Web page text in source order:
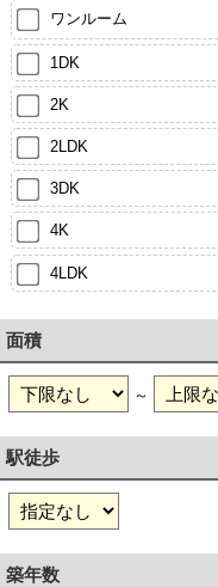
ワンルーム
1DK
2K
2LDK
3DK
4K
4LDK
面積
～
駅徒歩
築年数